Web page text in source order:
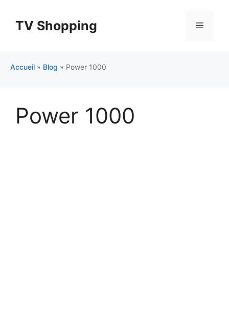
contenuTV Shopping Menu
Accueil » Blog » Power 1000
Power 1000